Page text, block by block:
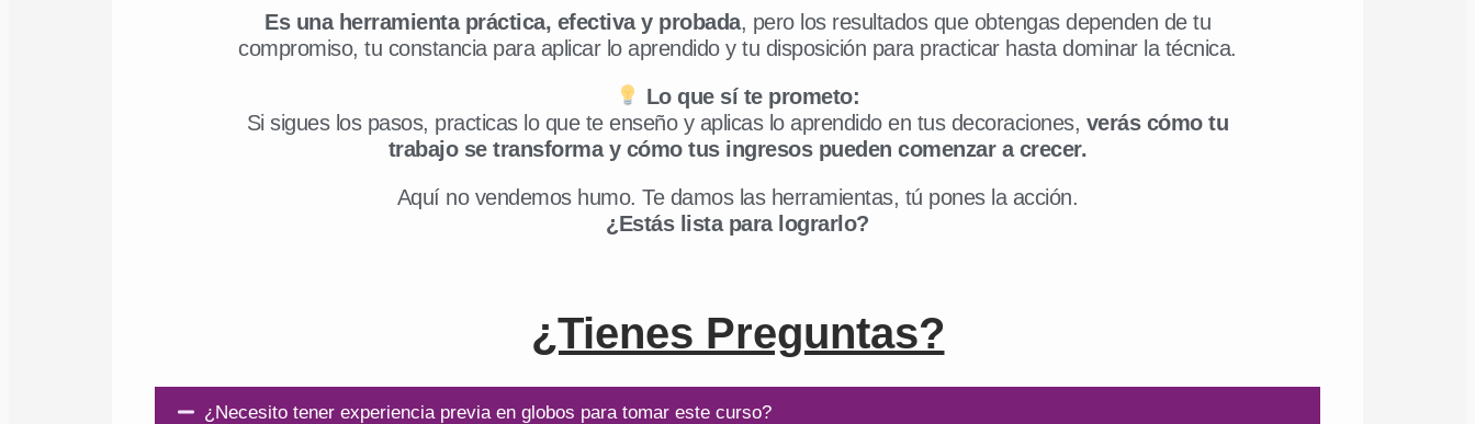
Es una herramienta práctica, efectiva y probada, pero los resultados que obtengas dependen de tu
compromiso, tu constancia para aplicar lo aprendido y tu disposición para practicar hasta dominar la técnica.
Lo que sí te prometo:
Si sigues los pasos, practicas lo que te enseño y aplicas lo aprendido en tus decoraciones, verás cómo tu
trabajo se transforma y cómo tus ingresos pueden comenzar a crecer.
Aquí no vendemos humo. Te damos las herramientas, tú pones la acción.
¿Estás lista para lograrlo?
¿Tienes Preguntas?
¿Necesito tener experiencia previa en globos para tomar este curso?